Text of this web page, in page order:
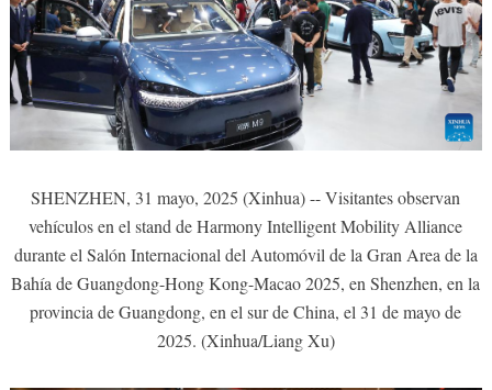
SHENZHEN, 31 mayo, 2025 (Xinhua) -- Visitantes observan
vehículos en el stand de Harmony Intelligent Mobility Alliance
durante el Salón Internacional del Automóvil de la Gran Area de la
Bahía de Guangdong-Hong Kong-Macao 2025, en Shenzhen, en la
provincia de Guangdong, en el sur de China, el 31 de mayo de
2025. (Xinhua/Liang Xu)